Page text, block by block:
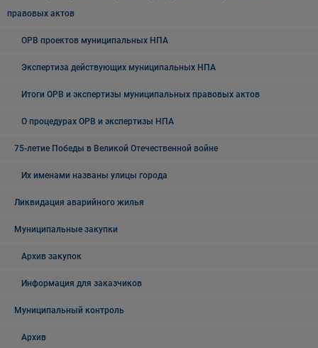
правовых актов
ОРВ проектов муниципальных НПА
Экспертиза действующих муниципальных НПА
Итоги ОРВ и экспертизы муниципальных правовых актов
О процедурах ОРВ и экспертизы НПА
75-летие Победы в Великой Отечественной войне
Их именами названы улицы города
Ликвидация аварийного жилья
Муниципальные закупки
Архив закупок
Информация для заказчиков
Муниципальный контроль
Архив